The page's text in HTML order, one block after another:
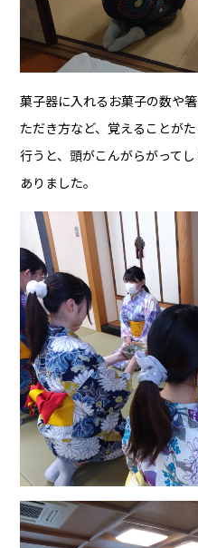
菓子器に入れるお菓子の数や
ただき方など、覚えることが
行うと、頭がこんがらがって
ありました。